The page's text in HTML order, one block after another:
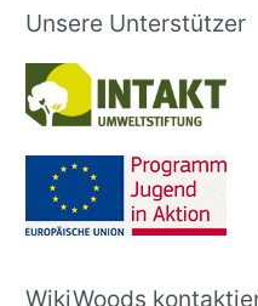
Unsere Unterstützer
WikiWoods